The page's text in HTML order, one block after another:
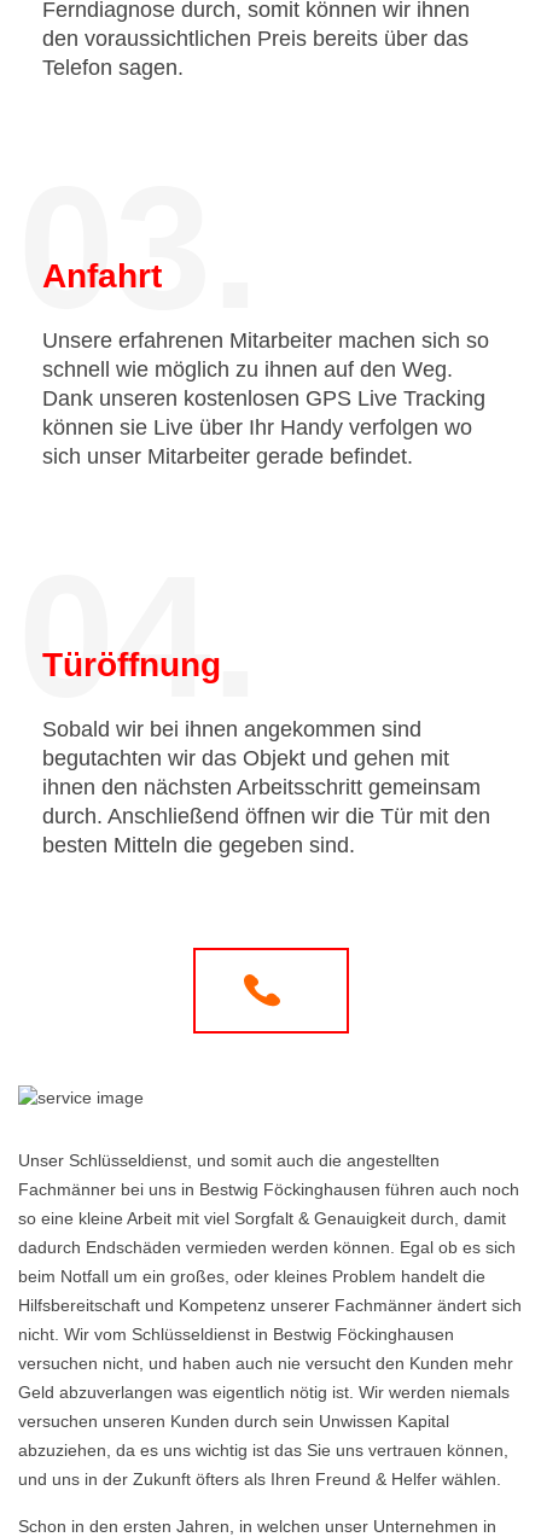
Ferndiagnose durch, somit können wir ihnen
den voraussichtlichen Preis bereits über das
Telefon sagen.
03.
Anfahrt
Unsere erfahrenen Mitarbeiter machen sich so
schnell wie möglich zu ihnen auf den Weg.
Dank unseren kostenlosen GPS Live Tracking
können sie Live über Ihr Handy verfolgen wo
sich unser Mitarbeiter gerade befindet.
04.
Türöffnung
Sobald wir bei ihnen angekommen sind
begutachten wir das Objekt und gehen mit
ihnen den nächsten Arbeitsschritt gemeinsam
durch. Anschließend öffnen wir die Tür mit den
besten Mitteln die gegeben sind.
Unser Schlüsseldienst, und somit auch die angestellten
Fachmänner bei uns in Bestwig Föckinghausen führen auch noch
so eine kleine Arbeit mit viel Sorgfalt & Genauigkeit durch, damit
dadurch Endschäden vermieden werden können. Egal ob es sich
beim Notfall um ein großes, oder kleines Problem handelt die
Hilfsbereitschaft und Kompetenz unserer Fachmänner ändert sich
nicht. Wir vom Schlüsseldienst in Bestwig Föckinghausen
versuchen nicht, und haben auch nie versucht den Kunden mehr
Geld abzuverlangen was eigentlich nötig ist. Wir werden niemals
versuchen unseren Kunden durch sein Unwissen Kapital
abzuziehen, da es uns wichtig ist das Sie uns vertrauen können,
und uns in der Zukunft öfters als Ihren Freund & Helfer wählen.
Schon in den ersten Jahren, in welchen unser Unternehmen in